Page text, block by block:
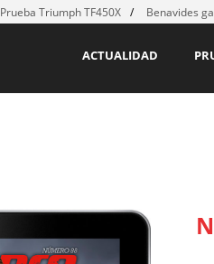
Prueba Triumph TF450X Benavides
ACTUALIDAD